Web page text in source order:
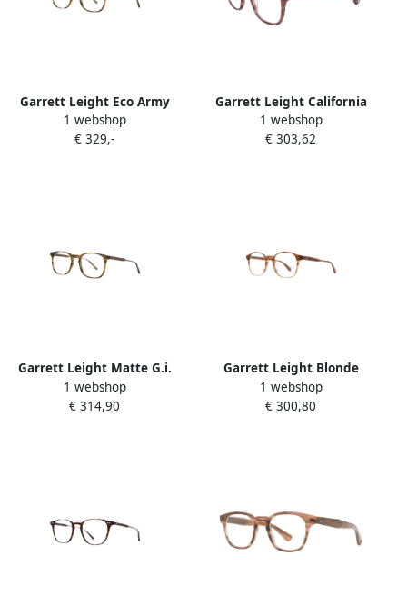
Garrett Leight Eco Army
Tortoise Bril Brown Unisex
1 webshop
€ 329,-
Garrett Leight California
Glco ACE II Zonnebril Brown
Unisex
1 webshop
€ 303,62
Garrett Leight Matte G.i.
Tortoise Bril Brown Heren
1 webshop
€ 314,90
Garrett Leight Blonde
Tortoise Fade Brilmontuur
Brown Unisex
1 webshop
€ 300,80